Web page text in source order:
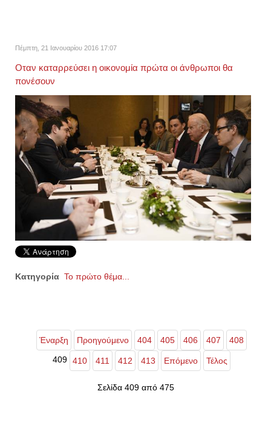
Πέμπτη, 21 Ιανουαρίου 2016 17:07
Οταν καταρρεύσει η οικονομία πρώτα οι άνθρωποι θα
πονέσουν
Κατηγορία Το πρώτο θέμα...
Έναρξη Προηγούμενο 404 405 406 407 408
409 410 411 412 413 Επόμενο Τέλος
Σελίδα 409 από 475